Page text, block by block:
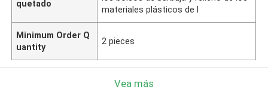
quetado
materiales plásticos de l
Minimum Order Q
uantity
2 pieces
Vea más